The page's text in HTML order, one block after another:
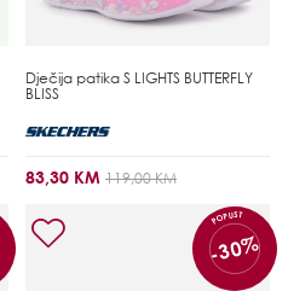
Dječija patika S LIGHTS BUTTERFLY
BLISS
83,30 KM 119,00 KM
POPUST
-30%